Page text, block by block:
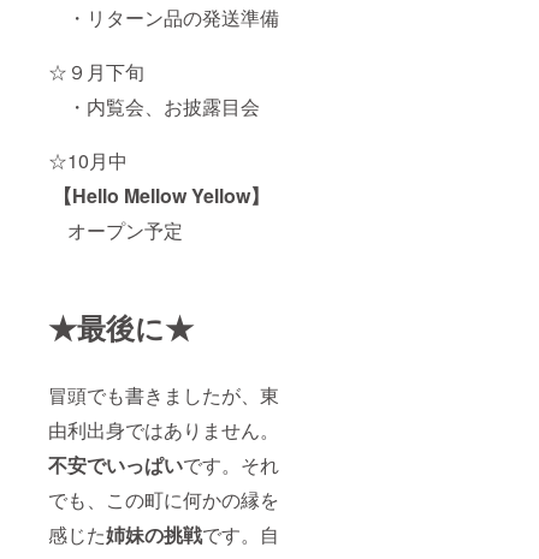
・リターン品の発送準備
☆９月下旬
・内覧会、お披露目会
☆10月中
【Hello Mellow Yellow】
オープン予定
★最後に★
冒頭でも書きましたが、東
由利出身ではありません。
不安でいっぱいです。それ
でも、この町に何かの縁を
感じた姉妹の挑戦です。自